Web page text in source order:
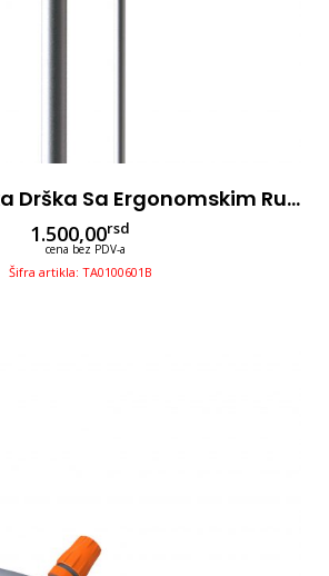
Aluminijumska Drška Sa Ergonomskim Rukohvatom 145cm, Plava
1.500,00rsd
cena bez PDV-a
Šifra artikla: TA0100601B